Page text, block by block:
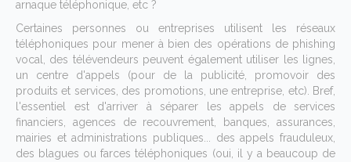
arnaque téléphonique, etc ?
Certaines personnes ou entreprises utilisent les réseaux
téléphoniques pour mener à bien des opérations de phishing
vocal, des télévendeurs peuvent également utiliser les lignes,
un centre d'appels (pour de la publicité, promovoir des
produits et services, des promotions, une entreprise, etc). Bref,
l'essentiel est d'arriver à séparer les appels de services
financiers, agences de recouvrement, banques, assurances,
mairies et administrations publiques... des appels frauduleux,
des blagues ou farces téléphoniques (oui, il y a beaucoup de